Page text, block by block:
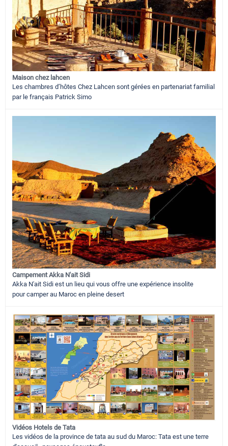
Maison chez lahcen
Les chambres d’hôtes Chez Lahcen sont gérées en partenariat familial
par le français Patrick Simo
Campement Akka N'ait Sidi
Akka N'ait Sidi est un lieu qui vous offre une expérience insolite
pour camper au Maroc en pleine desert
Vidéos Hotels de Tata
Les vidéos de la province de tata au sud du Maroc: Tata est une terre